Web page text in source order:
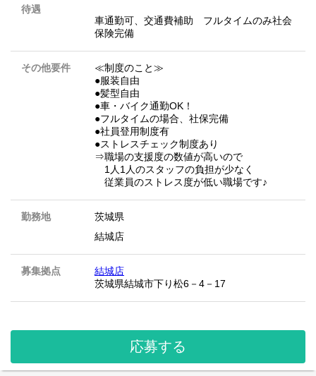
待遇
車通勤可、交通費補助 フルタイムのみ社会
保険完備
その他要件
≪制度のこと≫
●服装自由
●髪型自由
●車・バイク通勤OK！
●フルタイムの場合、社保完備
●社員登用制度有
●ストレスチェック制度あり
⇒職場の支援度の数値が高いので
1人1人のスタッフの負担が少なく
従業員のストレス度が低い職場です♪
勤務地
茨城県
結城店
募集拠点
結城店
茨城県結城市下り松6－4－17
応募する